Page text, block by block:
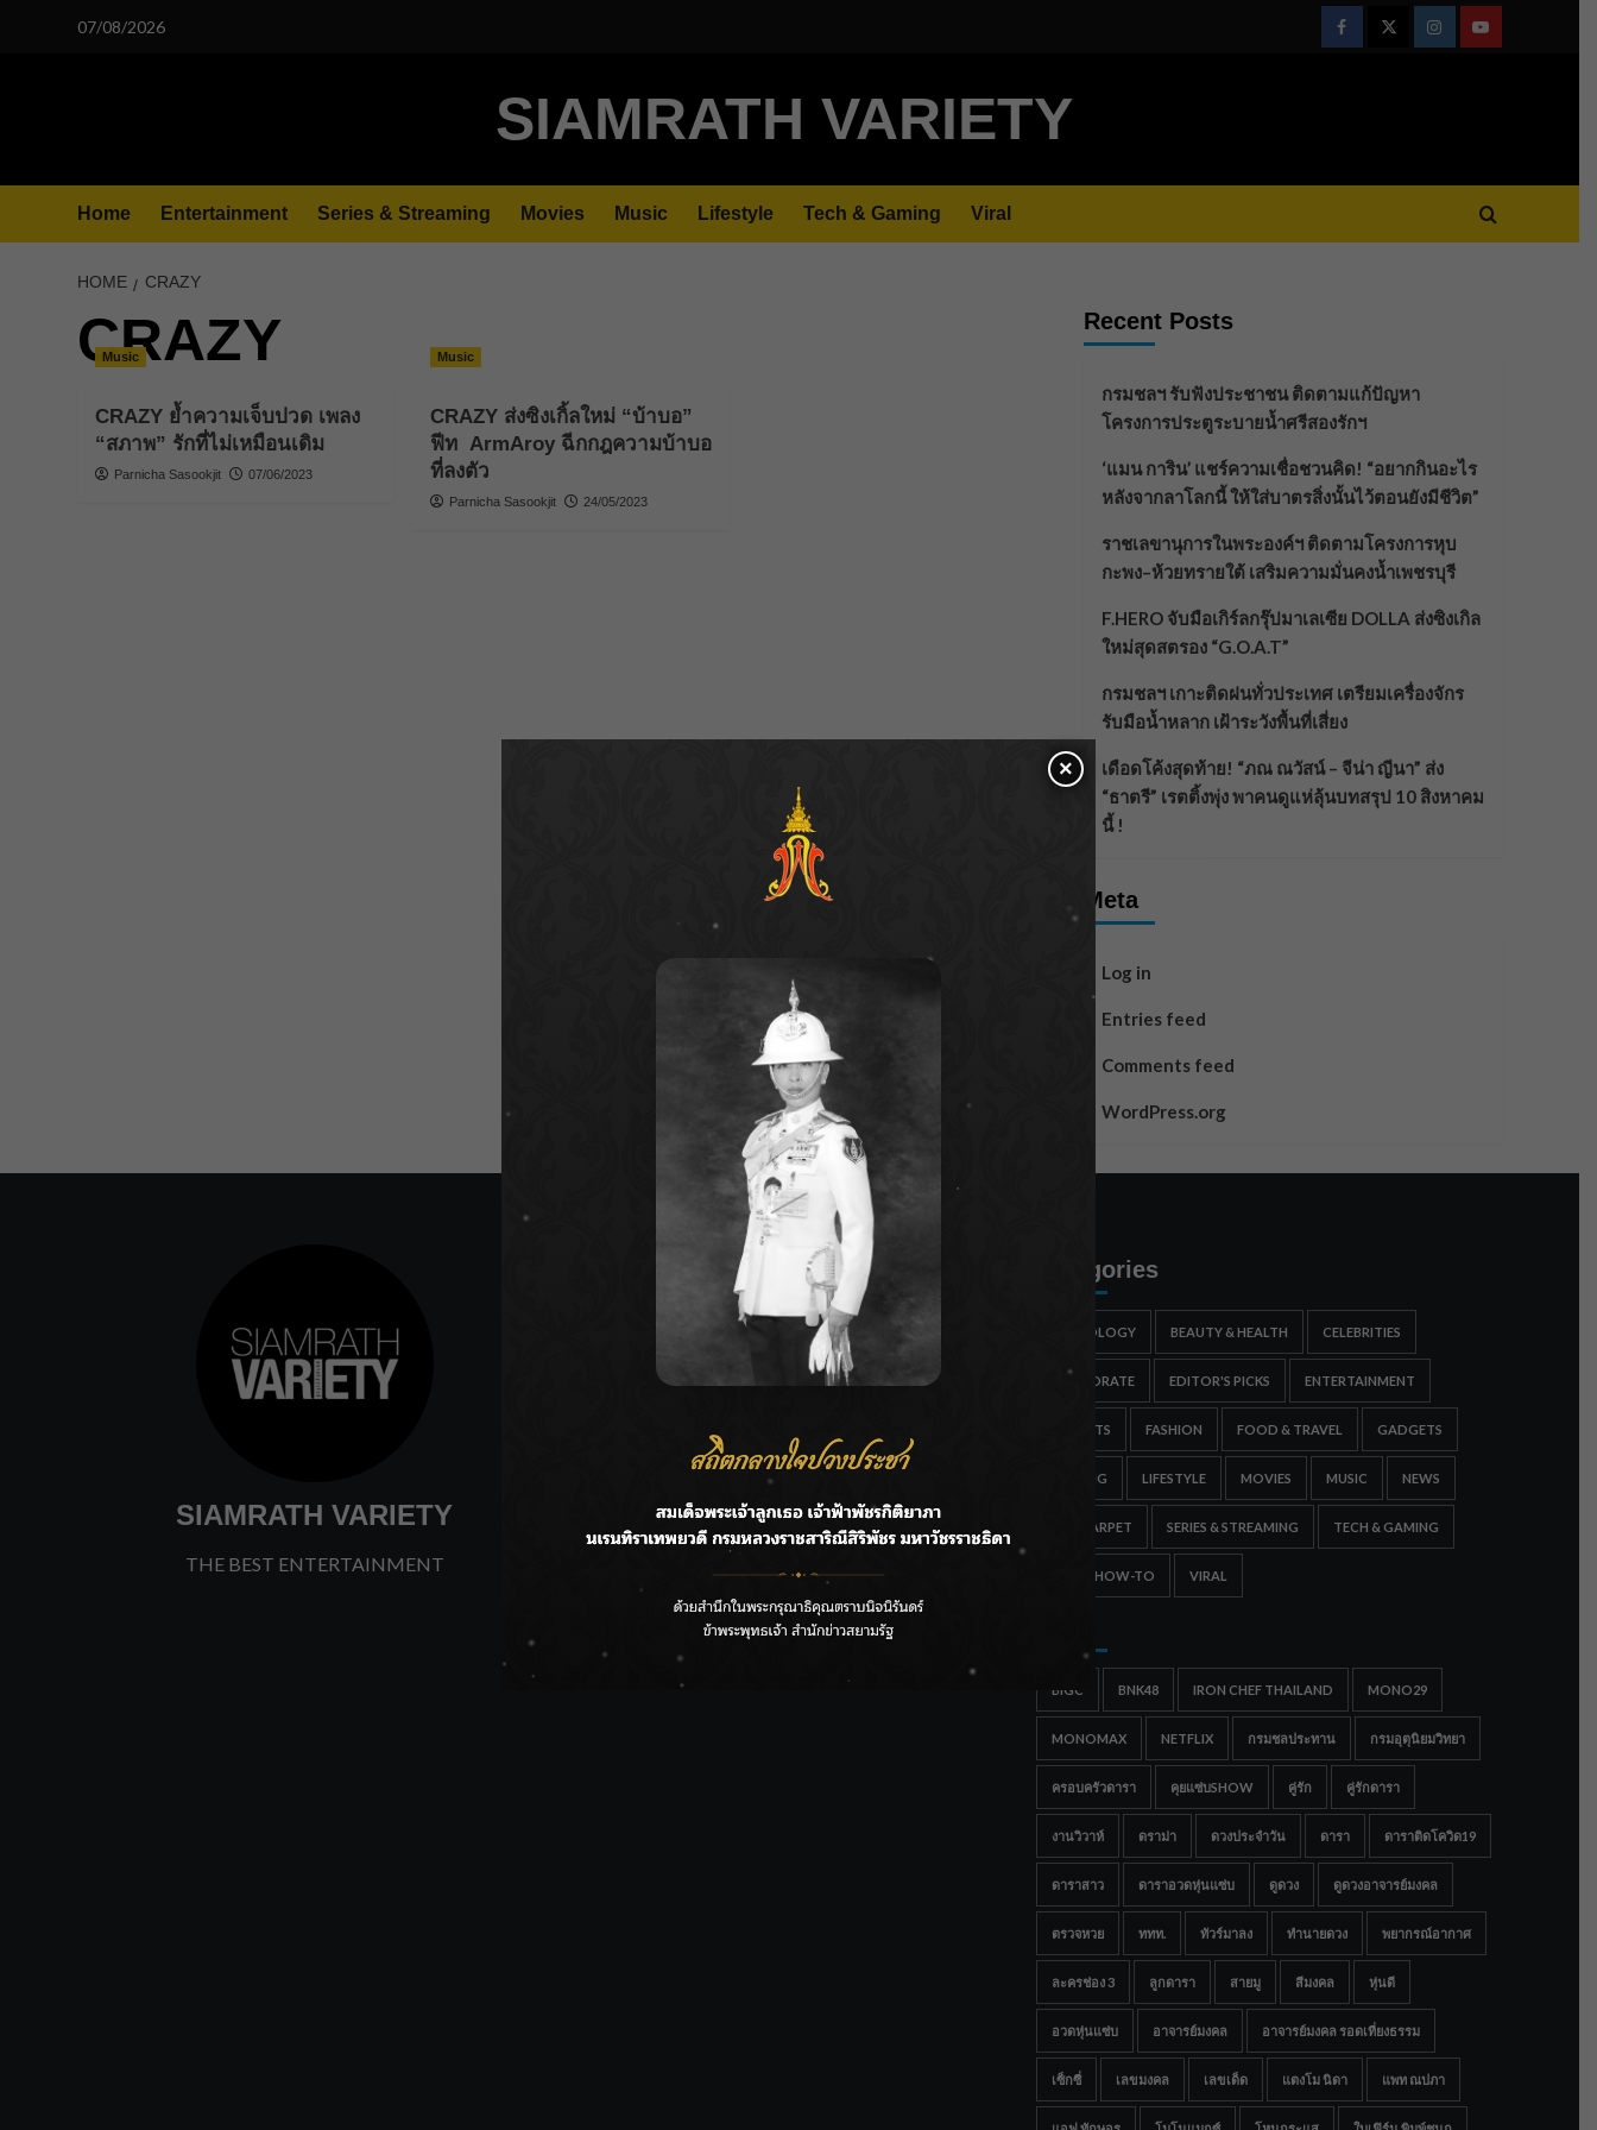
07/08/2026
FacebookTwitterInstagramYoutube
SIAMRATH VARIETY
Home Entertainment Series & Streaming Movies Music Lifestyle Tech & Gaming Viral
HOME CRAZY
CRAZY
Music
CRAZY ย้ำความเจ็บปวด เพลง
“สภาพ” รักที่ไม่เหมือนเดิม
Parnicha Sasookjit 07/06/2023
Music
CRAZY ส่งซิงเกิ้ลใหม่ “บ้าบอ”
ฟีท ArmAroy ฉีกกฎความบ้าบอ
ที่ลงตัว
Parnicha Sasookjit 24/05/2023
Recent Posts
กรมชลฯ รับฟังประชาชน ติดตามแก้ปัญหา
โครงการประตูระบายน้ำศรีสองรักฯ
‘แมน การิน’ แชร์ความเชื่อชวนคิด! “อยากกินอะไร
หลังจากลาโลกนี้ ให้ใส่บาตรสิ่งนั้นไว้ตอนยังมีชีวิต”
ราชเลขานุการในพระองค์ฯ ติดตามโครงการหุบ
กะพง–ห้วยทรายใต้ เสริมความมั่นคงน้ำเพชรบุรี
F.HERO จับมือเกิร์ลกรุ๊ปมาเลเซีย DOLLA ส่งซิงเกิล
ใหม่สุดสตรอง “G.O.A.T”
กรมชลฯ เกาะติดฝนทั่วประเทศ เตรียมเครื่องจักร
รับมือน้ำหลาก เฝ้าระวังพื้นที่เสี่ยง
เดือดโค้งสุดท้าย! “ภณ ณวัสน์ – จีน่า ญีนา” ส่ง
“ธาตรี” เรตติ้งพุ่ง พาคนดูแห่ลุ้นบทสรุป 10 สิงหาคม
นี้ !
Meta
Log in
Entries feed
Comments feed
WordPress.org
SIAMRATH VARIETY
THE BEST ENTERTAINMENT
กรมชลฯ รับฟังประชาชน ติดตามแก้ปัญหาโครงการประตู
ลาโลกนี้ ให้ใส่บาตรสิ่งนั้นไว้ตอนยังมีชีวิต”
ราชเลขานุการในพระองค์ฯ ติดตามโครงการหุบกะพง–ห้วย
ทรายใต้ เสริมความมั่นคงน้ำเพชรบุรี
ตรอง “G.O.A.T”
กรมชลฯ เกาะติดฝนทั่วประเทศ เตรียมเครื่องจักรรับมือน้ำ
Categories
ASTROLOGY BEAUTY & HEALTH CELEBRITIES
CORPORATE EDITOR'S PICKS ENTERTAINMENT
ESPORTS FASHION FOOD & TRAVEL GADGETS
GAMING LIFESTYLE MOVIES MUSIC NEWS
RED CARPET SERIES & STREAMING TECH & GAMING
TIPS & HOW-TO VIRAL
BIGC BNK48 IRON CHEF THAILAND MONO29
MONOMAX NETFLIX กรมชลประทาน กรมอุตุนิยมวิทยา
ครอบครัวดารา คุยแซ่บSHOW คู่รัก คู่รักดารา
งานวิวาห์ ดราม่า ดวงประจำวัน ดารา ดาราติดโควิด19
ดาราสาว ดาราอวดหุ่นแซ่บ ดูดวง ดูดวงอาจารย์มงคล
ตรวจหวย ททท. ทัวร์มาลง ทำนายดวง พยากรณ์อากาศ
ละครช่อง 3 ลูกดารา สายมู สีมงคล หุ่นดี
อวดหุ่นแซ่บ อาจารย์มงคล อาจารย์มงคล รอดเที่ยงธรรม
เซ็กซี่ เลขมงคล เลขเด็ด แตงโม นิดา แพท ณปภา
×